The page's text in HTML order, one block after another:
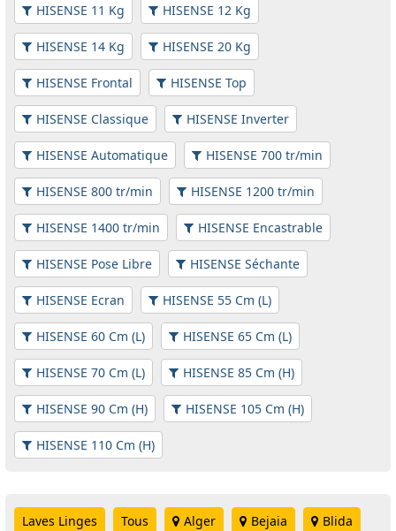
HISENSE 11 Kg HISENSE 12 Kg
HISENSE 14 Kg HISENSE 20 Kg
HISENSE Frontal HISENSE Top
HISENSE Classique HISENSE Inverter
HISENSE Automatique HISENSE 700 tr/min
HISENSE 800 tr/min HISENSE 1200 tr/min
HISENSE 1400 tr/min HISENSE Encastrable
HISENSE Pose Libre HISENSE Séchante
HISENSE Ecran HISENSE 55 Cm (L)
HISENSE 60 Cm (L) HISENSE 65 Cm (L)
HISENSE 70 Cm (L) HISENSE 85 Cm (H)
HISENSE 90 Cm (H) HISENSE 105 Cm (H)
HISENSE 110 Cm (H)
Laves Linges Tous Alger Bejaia Blida